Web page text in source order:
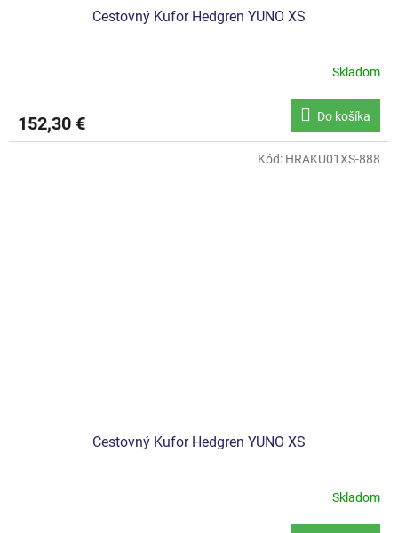
Cestovný Kufor Hedgren YUNO XS
Skladom
152,30 € Do košíka
Cestovný Kufor Hedgren YUNO XS
Skladom
Kód: HRAKU01XS-888